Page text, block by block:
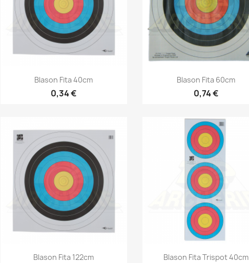
Blason Fita 40cm
0,34 €
Aperçu rapide Blason Fita 60cm
0,74 €
Aperçu rapide
Blason Fita 122cm
Aperçu rapide Blason Fita Trispot 40cm
Aperçu rapide